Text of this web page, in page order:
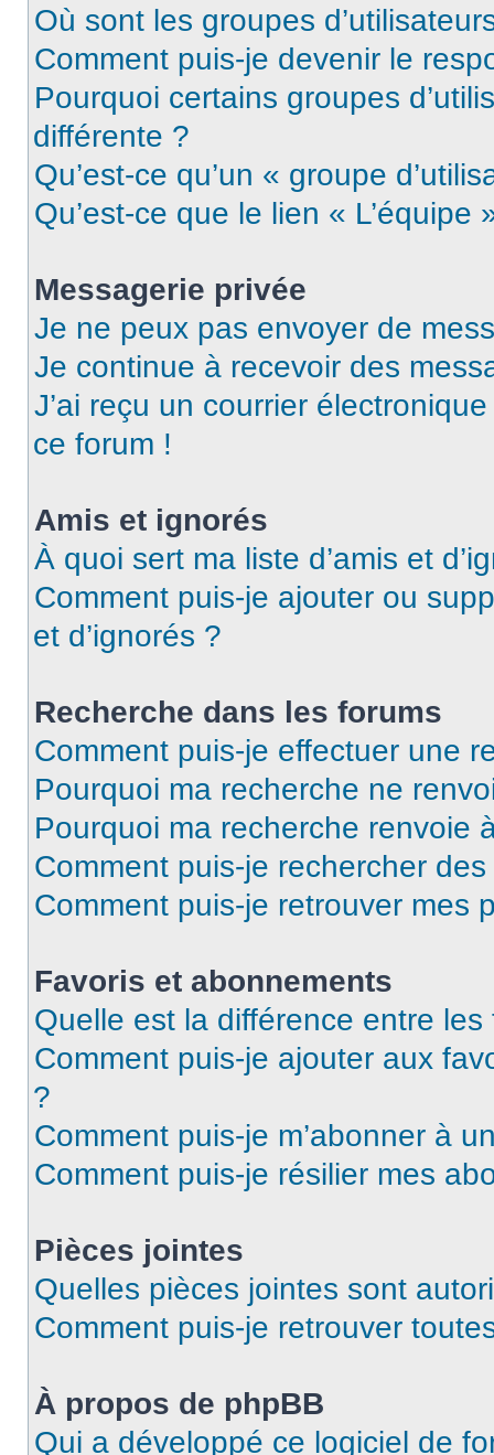
Où sont les groupes
Comment puis-je devenir le
Pourquoi certains groupes
différente ?
Qu’est-ce qu’un « groupe
Qu’est-ce que le lien « L’équipe
Messagerie privée
Je ne peux pas envoyer de
Je continue à recevoir des
J’ai reçu un courrier
ce forum !
Amis et ignorés
À quoi sert ma liste d’amis et
Comment puis-je ajouter ou
et d’ignorés ?
Recherche dans les forums
Comment puis-je effectuer une
Pourquoi ma recherche ne
Pourquoi ma recherche renvoie
Comment puis-je rechercher
Comment puis-je retrouver mes
Favoris et abonnements
Quelle est la différence entre
Comment puis-je ajouter aux
?
Comment puis-je m’abonner à
Comment puis-je résilier mes
Pièces jointes
Quelles pièces jointes sont
Comment puis-je retrouver
À propos de phpBB
Qui a développé ce logiciel de